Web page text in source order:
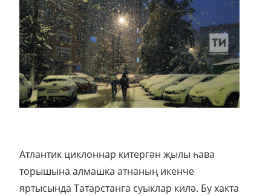
Атлантик циклоннар китергән җылы һава
торышына алмашка атнаның икенче
яртысында Татарстанга суыклар килә. Бу хакта